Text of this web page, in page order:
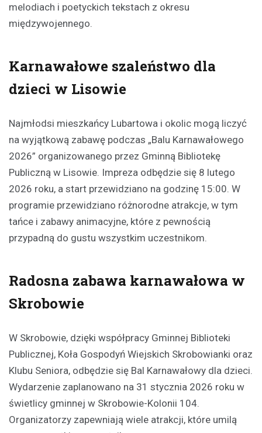
melodiach i poetyckich tekstach z okresu
międzywojennego.
Karnawałowe szaleństwo dla
dzieci w Lisowie
Najmłodsi mieszkańcy Lubartowa i okolic mogą liczyć
na wyjątkową zabawę podczas „Balu Karnawałowego
2026” organizowanego przez Gminną Bibliotekę
Publiczną w Lisowie. Impreza odbędzie się 8 lutego
2026 roku, a start przewidziano na godzinę 15:00. W
programie przewidziano różnorodne atrakcje, w tym
tańce i zabawy animacyjne, które z pewnością
przypadną do gustu wszystkim uczestnikom.
Radosna zabawa karnawałowa w
Skrobowie
W Skrobowie, dzięki współpracy Gminnej Biblioteki
Publicznej, Koła Gospodyń Wiejskich Skrobowianki oraz
Klubu Seniora, odbędzie się Bal Karnawałowy dla dzieci.
Wydarzenie zaplanowano na 31 stycznia 2026 roku w
świetlicy gminnej w Skrobowie-Kolonii 104.
Organizatorzy zapewniają wiele atrakcji, które umilą